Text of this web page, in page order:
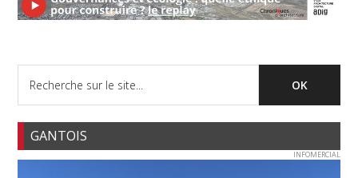
GANTOIS
INFOMERCIAL